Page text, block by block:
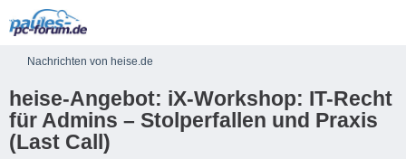
Nachrichten von heise.de
heise-Angebot: iX-Workshop: IT-Recht
für Admins – Stolperfallen und Praxis
(Last Call)